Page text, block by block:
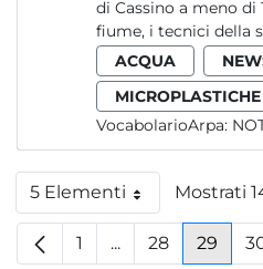
di Cassino a meno
fiume, i tecnici della
ACQUA
MICROPLASTICHE
VocabolarioArpa:
5 ElementiPer paginaMostrati
Pagina
1 ...PaginePagina
28 29